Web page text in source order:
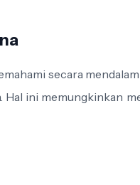
secara
Hal ini memungkinkan